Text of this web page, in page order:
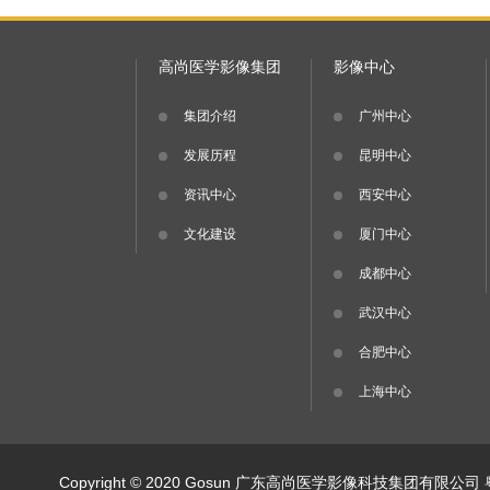
高尚医学影像集团
集团介绍
发展历程
资讯中心
文化建设
影像中心
广州中心
昆明中心
西安中心
厦门中心
成都中心
武汉中心
合肥中心
上海中心
Copyright © 2020 Gosun 广东高尚医学影像科技集团有限公司